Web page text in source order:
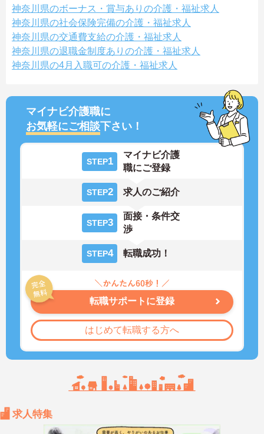
神奈川県のボーナス・賞与ありの介護・福祉求人
神奈川県の社会保険完備の介護・福祉求人
神奈川県の交通費支給の介護・福祉求人
神奈川県の退職金制度ありの介護・福祉求人
神奈川県の4月入職可の介護・福祉求人
マイナビ介護職に
お気軽にご相談下さい！
STEP1
マイナビ介護
職にご登録
STEP2 求人のご紹介
STEP3
面接・条件交
渉
STEP4 転職成功！
転職サポートに登録
はじめて転職する方へ
求人特集